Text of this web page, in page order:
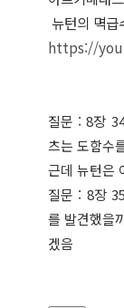
뉴턴의 멱급
https://
질문 : 8장
츠는 도함수
근데 뉴턴은
질문 : 8장
를 발견했을
겠음